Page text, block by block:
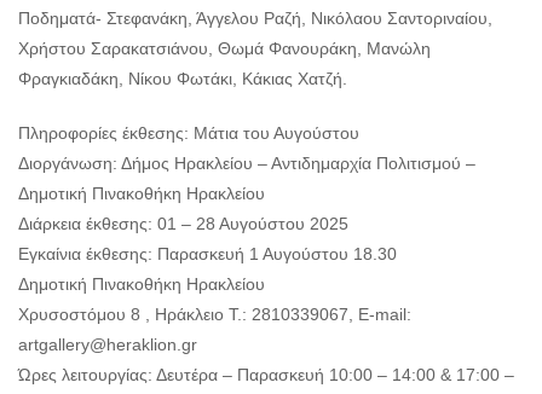
Ποδηματά- Στεφανάκη, Άγγελου Ραζή, Νικόλαου Σαντοριναίου,
Χρήστου Σαρακατσιάνου, Θωμά Φανουράκη, Μανώλη
Φραγκιαδάκη, Νίκου Φωτάκι, Κάκιας Χατζή.
Πληροφορίες έκθεσης: Μάτια του Αυγούστου
Διοργάνωση: Δήμος Ηρακλείου – Αντιδημαρχία Πολιτισμού –
Δημοτική Πινακοθήκη Ηρακλείου
Διάρκεια έκθεσης: 01 – 28 Αυγούστου 2025
Εγκαίνια έκθεσης: Παρασκευή 1 Αυγούστου 18.30
Δημοτική Πινακοθήκη Ηρακλείου
Χρυσοστόμου 8 , Ηράκλειο Τ.: 2810339067, E-mail:
artgallery@heraklion.gr
Ώρες λειτουργίας: Δευτέρα – Παρασκευή 10:00 – 14:00 & 17:00 –